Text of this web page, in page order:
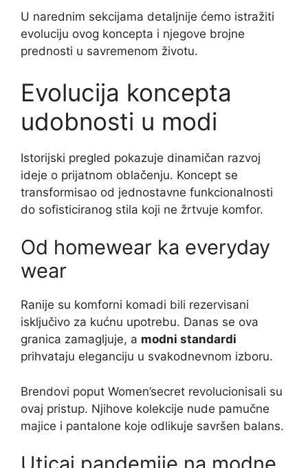
U narednim sekcijama detaljnije ćemo istražiti
evoluciju ovog koncepta i njegove brojne
prednosti u savremenom životu.
Evolucija koncepta
udobnosti u modi
Istorijski pregled pokazuje dinamičan razvoj
ideje o prijatnom oblačenju. Koncept se
transformisao od jednostavne funkcionalnosti
do sofisticiranog stila koji ne žrtvuje komfor.
Od homewear ka everyday
wear
Ranije su komforni komadi bili rezervisani
isključivo za kućnu upotrebu. Danas se ova
granica zamagljuje, a modni standardi
prihvataju eleganciju u svakodnevnom izboru.
Brendovi poput Women’secret revolucionisali su
ovaj pristup. Njihove kolekcije nude pamučne
majice i pantalone koje odlikuje savršen balans.